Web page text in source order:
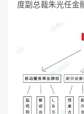
度副总裁朱光任金